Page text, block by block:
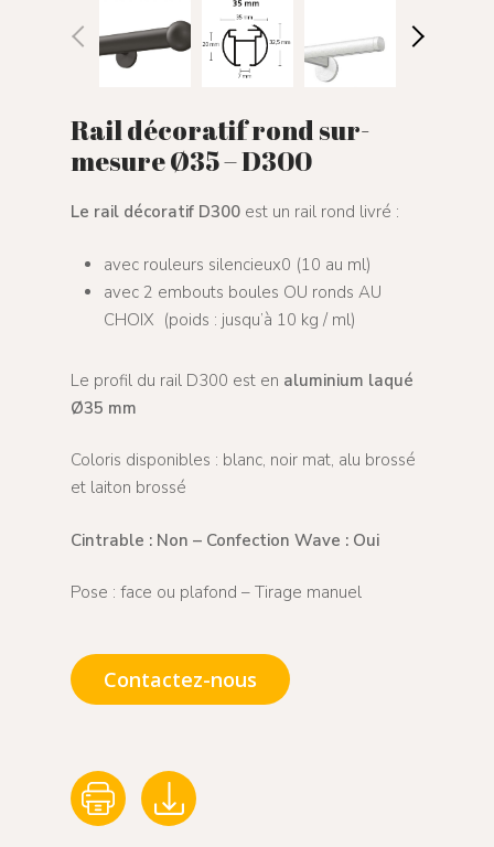
Rail décoratif rond sur-
mesure Ø35 – D300
Le rail décoratif D300 est un rail rond livré :
avec rouleurs silencieux0 (10 au ml)
avec 2 embouts boules OU ronds AU
CHOIX (poids : jusqu’à 10 kg / ml)
Le profil du rail D300 est en aluminium laqué
Ø35 mm
Coloris disponibles : blanc, noir mat, alu brossé
et laiton brossé
Cintrable : Non – Confection Wave : Oui
Pose : face ou plafond – Tirage manuel
Contactez-nous